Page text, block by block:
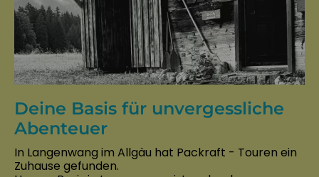
Deine Basis für unvergessliche
Abenteuer
In Langenwang im Allgäu hat Packraft - Touren ein
Zuhause gefunden.